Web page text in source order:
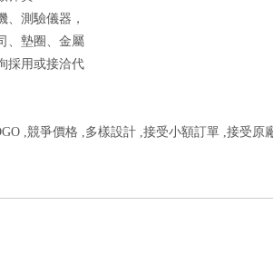
、測驗儀器，
、墊圈、金屬
採用或接洽代
,競爭價格 ,多樣設計 ,接受小額訂單 ,接受原